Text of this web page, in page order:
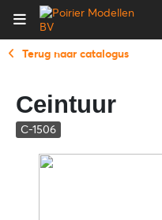
Terug naar catalogus
Ceintuur
C-1506